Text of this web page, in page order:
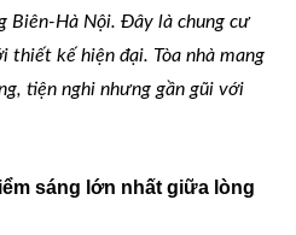
Biên-Hà Nội. Đây là chung cư
thiết kế hiện đại. Tòa nhà mang
tiện nghi nhưng gần gũi với
sáng lớn nhất giữa lòng